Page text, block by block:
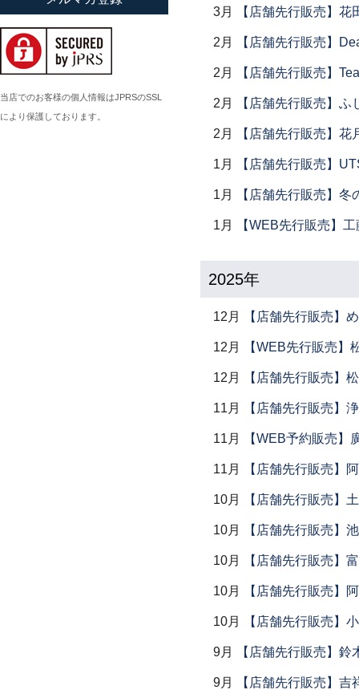
3月 【店舗先行販売】
2月 【店舗先行販売】
2月 【店舗先行販売】
2月 【店舗先行販売】
2月 【店舗先行販売】花
1月 【店舗先行販売】
1月 【店舗先行販売】冬
1月 【WEB先行販売】
2025年
12月 【店舗先行販売】
12月 【WEB先行販売】
12月 【店舗先行販売】
11月 【店舗先行販売】
11月 【WEB予約販売】
11月 【店舗先行販売】
10月 【店舗先行販売】
10月 【店舗先行販売】
10月 【店舗先行販売】
10月 【店舗先行販売】
10月 【店舗先行販売】
9月 【店舗先行販売】
9月 【店舗先行販売】吉
小倉広太郎
岡田直人
岡野達也
岡本修
小川佳子
当店でのお客様の個人情報はJPRSのSSL
により保護しております。